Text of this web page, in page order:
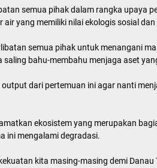
semua pihak dalam rangka upaya
air yang memiliki nilai ekologis sosial
semua pihak untuk menangani
bahu-membahu menjaga aset
dari pertemuan ini agar nanti
ekosistem yang merupakan
ini mengalami degradasi.
kita masing-masing demi